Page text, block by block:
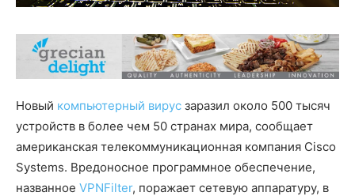
Новый компьютерный вирус заразил около 500 тысяч
устройств в более чем 50 странах мира, сообщает
американская телекоммуникационная компания Cisco
Systems. Вредоносное программное обеспечение,
названное VPNFilter, поражает сетевую аппаратуру, в